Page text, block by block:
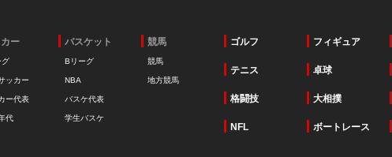
ー
グ
ッカー
ー代表
代
バスケット
Bリーグ
NBA
バスケ代表
学生バスケ
競馬
競馬
地方競馬
ゴルフ フィギュア
テニス 卓球
格闘技 大相撲
NFL ボートレース